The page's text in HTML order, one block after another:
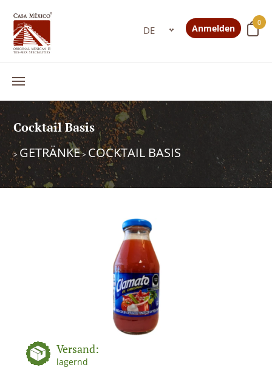
0
Anmelden
Cocktail Basis
> GETRÄNKE>COCKTAIL BASIS
Versand:
lagernd